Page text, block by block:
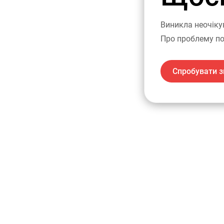
Виникла
Про проблему
Спробувати